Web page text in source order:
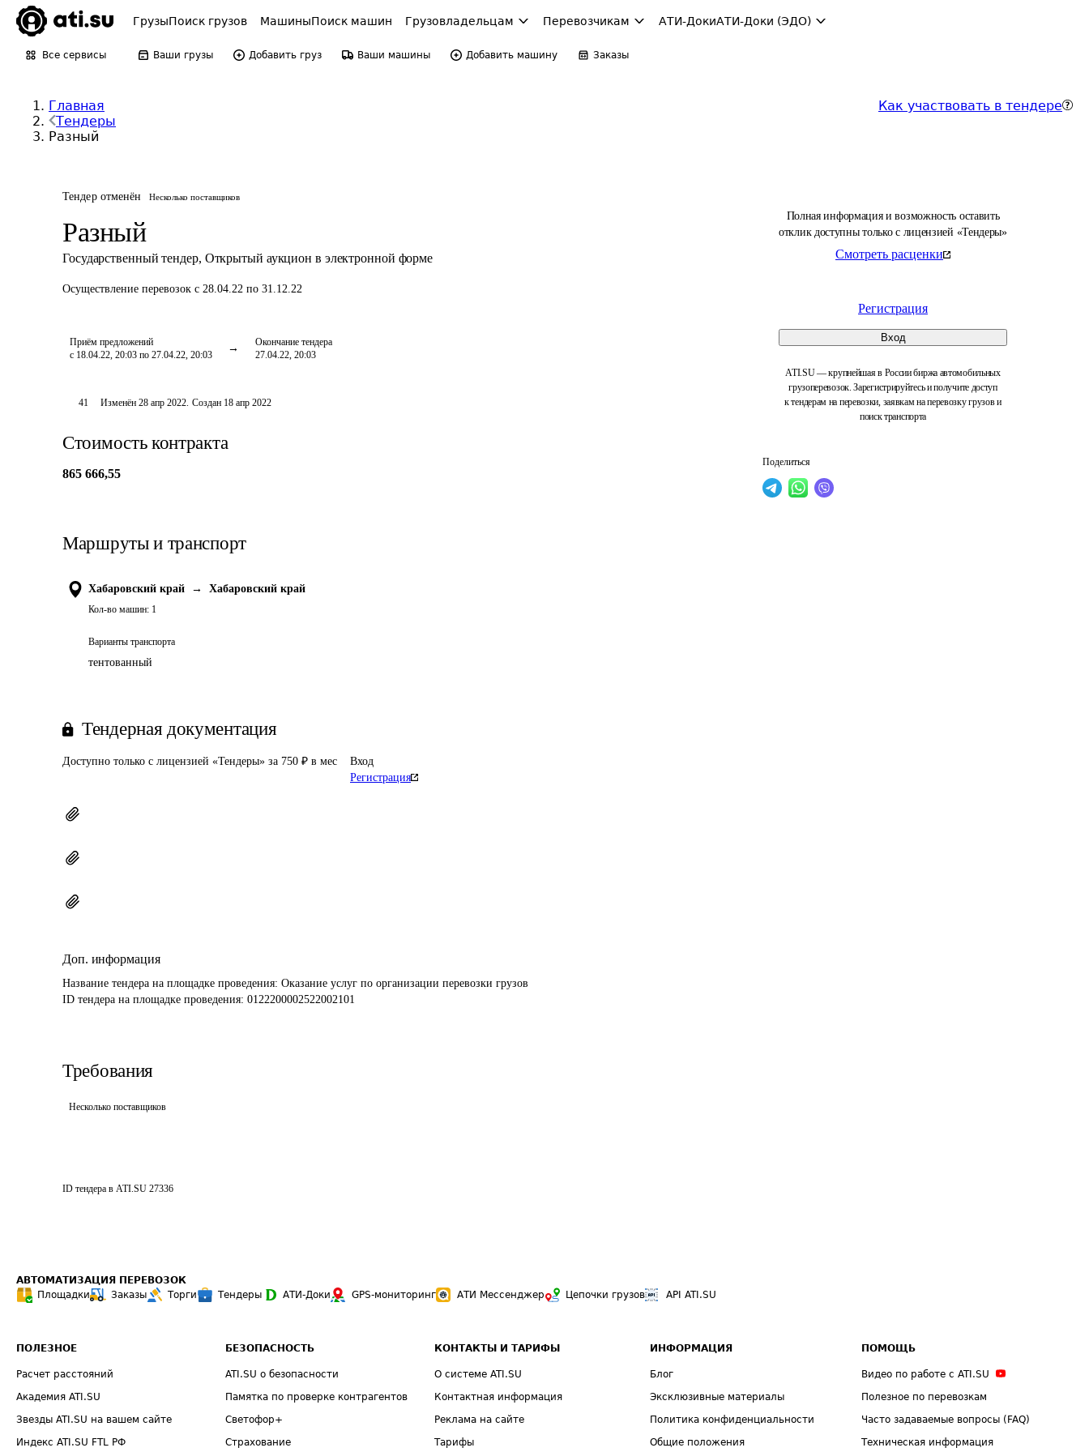
ГрузыПоиск грузов МашиныПоиск машин Грузовладельцам Перевозчикам АТИ-ДокиАТИ-Доки (ЭДО)
Все сервисы Ваши грузы Добавить груз Ваши машины Добавить машину Заказы
Главная
Тендеры
Разный
Как участвовать в тендере
Тендер отменён Несколько поставщиков
Разный
Государственный тендер, Открытый аукцион в электронной форме
Осуществление перевозок с 28.04.22 по 31.12.22
Приём предложений
с 18.04.22, 20:03 по 27.04.22, 20:03
Окончание тендера
27.04.22, 20:03
Полная информация и возможность оставить
отклик доступны только с лицензией «Тендеры»
Смотреть расценки
Регистрация
Вход
ATI.SU — крупнейшая в России биржа автомобильных
грузоперевозок. Зарегистрируйтесь и получите доступ
к тендерам на перевозки, заявкам на перевозку грузов и
поиск транспорта
Поделиться
41 Изменён28 апр 2022. Создан 18 апр 2022
Стоимость контракта
865 666,55
Маршруты и транспорт
Хабаровский край → Хабаровский край
Кол-во машин: 1
Варианты транспорта
тентованный
Тендерная документация
Доступно только с лицензией «Тендеры» за 750 ₽ в мес
Вход
Регистрация
Доп. информация
Название тендера на площадке проведения: Оказание услуг по организации перевозки грузов
ID тендера на площадке проведения: 0122200002522002101
Требования
Несколько поставщиков
ID тендера в ATI.SU 27336
АВТОМАТИЗАЦИЯ ПЕРЕВОЗОК
Площадки
Заказы Торги Тендеры АТИ-Доки GPS-мониторинг АТИ Мессенджер Цепочки грузов API ATI.SU
ПОЛЕЗНОЕ
Расчет расстояний
Академия ATI.SU
Звезды ATI.SU на вашем сайте
Индекс ATI.SU FTL РФ
БЕЗОПАСНОСТЬ
ATI.SU о безопасности
Памятка по проверке контрагентов
Светофор+
Страхование
КОНТАКТЫ И ТАРИФЫ
О системе ATI.SU
Контактная информация
Реклама на сайте
Тарифы
ИНФОРМАЦИЯ
Блог
Эксклюзивные материалы
Политика конфиденциальности
Общие положения
ПОМОЩЬ
Видео по работе с ATI.SU
Полезное по перевозкам
Часто задаваемые вопросы (FAQ)
Техническая информация